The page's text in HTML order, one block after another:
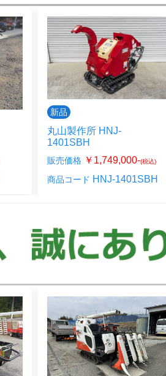
新品
丸山製作所 HNJ-
1401SBH
販売価格 ￥1,749,000-(税込)
商品コード HNJ-1401SBH